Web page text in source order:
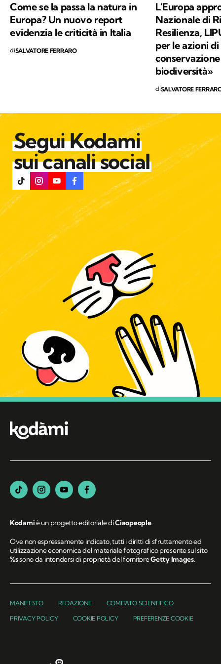
Come se la passa la natura in
Europa? Un nuovo report
evidenzia le criticità in Italia
diSALVATORE FERRARO
L’Europa
Nazionale di
Resilienza,
per le azioni
biodiversità»
diSALVATORE
Segui Kodami
sui canali social
Kodamiè un progetto editoriale diCiaopeople.
Ove non espressamente indicato, tutti i diritti di sfruttamento ed
utilizzazione economica del materiale fotografico presente sul sito
%ssono da intendersi di proprietà del fornitoreGetty Images.
MANIFESTO REDAZIONE COMITATO SCIENTIFICO
PRIVACY POLICY COOKIE POLICY PREFERENZE COOKIE